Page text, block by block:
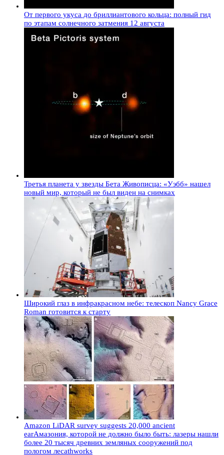
От первого укуса до бриллиантового кольца: полный гид
по этапам солнечного затмения 12 августа
Третья планета у звезды Бета Живописца: «Уэбб» нашел
новый мир, который не был виден на снимках
Широкий глаз в инфракрасном небе: телескоп Nancy Grace
Roman готовится к старту
Amazon LiDAR survey suggests 20,000 ancient
earАмазония, которой не должно было быть: лазеры нашли
более 20 тысяч древних земляных сооружений под
пологом лесаthworks